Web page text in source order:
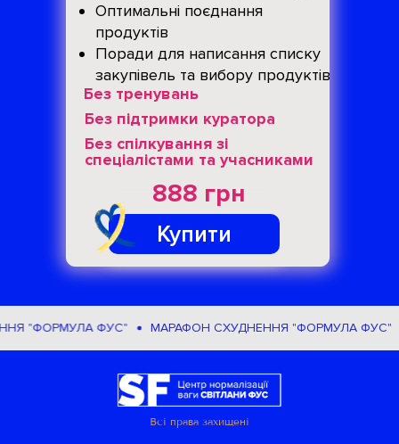
Оптимальні поєднання
продуктів
Поради для написання списку
закупівель та вибору продуктів
Купити
888 грн
Без тренувань
Без спілкування зі
спеціалістами та учасниками
Без підтримки куратора
ФУС" МАРАФОН СХУДНЕННЯ "ФОРМУЛА ФУС"
Всі права захищені